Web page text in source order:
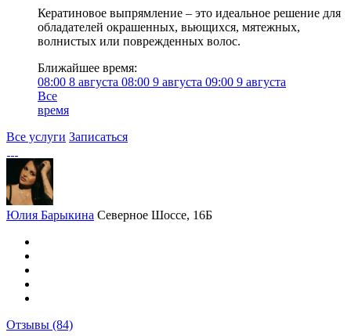
Кератиновое выпрямление – это идеальное решение для
обладателей окрашенных, вьющихся, мятежных,
волнистых или поврежденных волос.
Ближайшее время:
08:00 8 августа 08:00 9 августа 09:00 9 августа
Все
время
Все услуги Записаться
Юлия Барыкина Северное Шоссе, 16Б
Отзывы (84)